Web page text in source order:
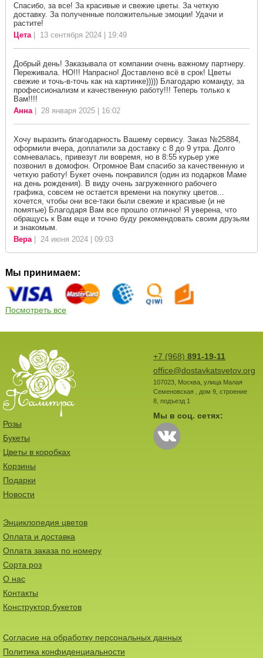
Спасибо, за все! За красивые и свежие цветы. За четкую
доставку. За полученные положительные эмоции! Удачи и
растите!
Цета| 13 сентября 2024 | 19:49
Добрый день! Заказывала от компании очень важному партнеру.
Переживала. НО!!! Напрасно! Доставлено всё в срок! Цветы
свежие и точь-в-точь как на картинке))))) Благодарю команду, за
профессионализм и качественную работу!!! Теперь только к
Вам!!!!
Анна| 28 января 2025 | 16:02
Хочу выразить благодарность Вашему сервису. Заказ №25884,
оформили вчера, доплатили за доставку с 8 до 9 утра. Долго
сомневалась, привезут ли вовремя, но в 8:55 курьер уже
позвонил в домофон. Огромное Вам спасибо за качественную и
четкую работу! Букет очень понравился (один из подарков Маме
на день рождения). В виду очень загруженного рабочего
графика, совсем не остается времени на покупку цветов...
хочется, чтобы они все-таки были свежие и красивые (и не
помятые) Благодаря Вам все прошло отлично! Я уверена, что
обращусь к Вам еще и точно буду рекомендовать своим друзьям
и знакомым.
Вера| 24 июня 2024 | 09:03
Мы принимаем:
Посмотреть все
+7 (968) 891-19-11
office@dostavkatsvetov.org
107023, Москва, улица Малая
Семеновская , дом 9, строение
8, подъезд 1
Мы в соц. сетях:
Розы
Букеты
Цветы в коробках
Корзины
Подарки
Новости
Энциклопедия цветов
Оплата и доставка
Оплата заказа по номеру
Сорта роз
О нас
Контакты
Конструктор букетов
Согласие на обработку персональных данных
Политика конфиденциальности